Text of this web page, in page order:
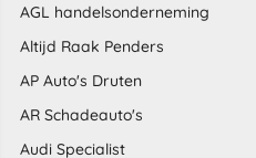
AGL handelsonderneming
Altijd Raak Penders
AP Auto's Druten
AR Schadeauto's
Audi Specialist